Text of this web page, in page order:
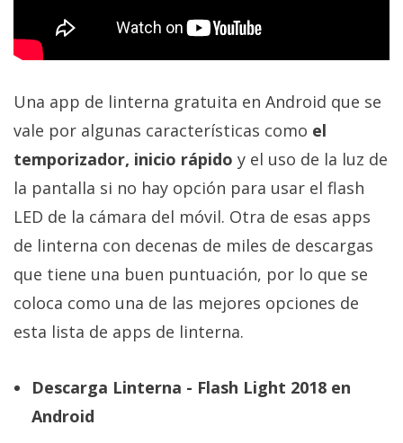
Una app de linterna gratuita en Android que se
vale por algunas características como el
temporizador, inicio rápido y el uso de la luz de
la pantalla si no hay opción para usar el flash
LED de la cámara del móvil. Otra de esas apps
de linterna con decenas de miles de descargas
que tiene una buen puntuación, por lo que se
coloca como una de las mejores opciones de
esta lista de apps de linterna.
Descarga Linterna - Flash Light 2018 en
Android